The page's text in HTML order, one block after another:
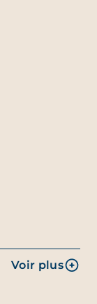
Voir plus